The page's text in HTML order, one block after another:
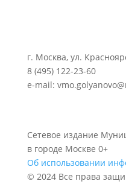
г. Москва, ул.
8 (495) 122-23-60
e-mail:
Сетевое издание
в городе Москве 0+
Об использовании
© 2024 Все права